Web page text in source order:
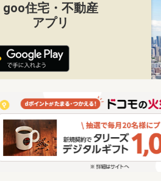
goo住宅・不動産
アプリ